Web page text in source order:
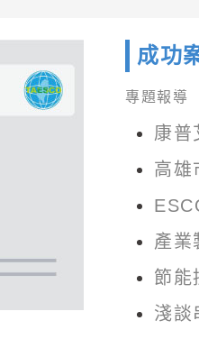
成功
專題報導
康普
高雄
產業
節能
淺談